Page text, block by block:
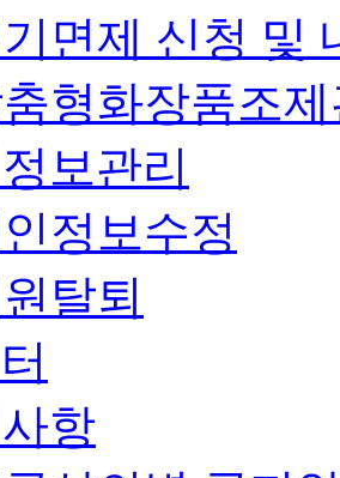
면제 신청 및
형화장품조
보관리
정보수정
탈퇴
항